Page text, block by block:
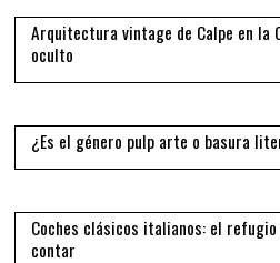
Arquitectura vintage de Calpe en la
oculto
¿Es el género pulp arte o basura
Coches clásicos italianos: el refugio
contar